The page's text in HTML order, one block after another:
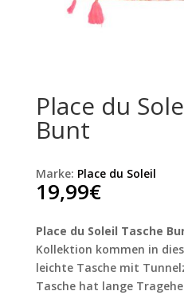
Place du
Bunt
Marke: Place du Soleil
19,99€
Place du Soleil Tasche
Kollektion kommen in
leichte Tasche mit
Tasche hat lange